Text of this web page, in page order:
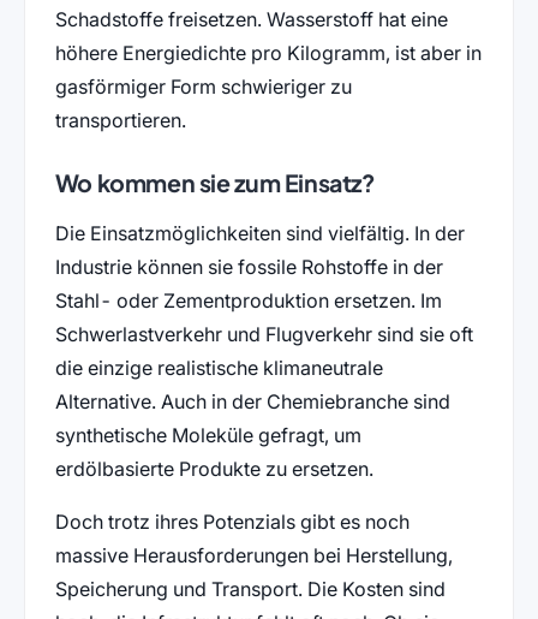
Schadstoffe freisetzen. Wasserstoff hat eine
höhere Energiedichte pro Kilogramm, ist aber in
gasförmiger Form schwieriger zu
transportieren.
Wo kommen sie zum Einsatz?
Die Einsatzmöglichkeiten sind vielfältig. In der
Industrie können sie fossile Rohstoffe in der
Stahl- oder Zementproduktion ersetzen. Im
Schwerlastverkehr und Flugverkehr sind sie oft
die einzige realistische klimaneutrale
Alternative. Auch in der Chemiebranche sind
synthetische Moleküle gefragt, um
erdölbasierte Produkte zu ersetzen.
Doch trotz ihres Potenzials gibt es noch
massive Herausforderungen bei Herstellung,
Speicherung und Transport. Die Kosten sind